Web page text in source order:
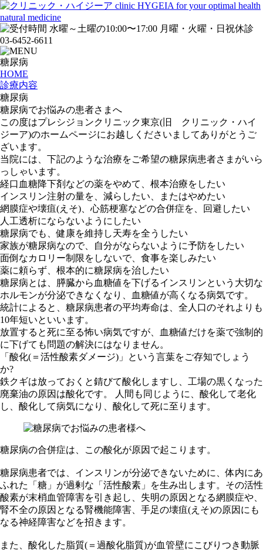
糖尿病
HOME
診療内容
糖尿病
糖尿病でお悩みの患者さまへ
この度はプレシジョンクリニック東京(旧 クリニック・ハイ
ジーア)のホームページにお越しくださいましてありがとうご
ざいます。
当院には、下記のような治療をご希望の糖尿病患者さまがいら
っしゃいます。
経口血糖降下剤などの薬をやめて、根本治療をしたい
インスリン注射の量を、減らしたい、またはやめたい
網膜症や壊疽(えそ)、心筋梗塞などの合併症を、回避したい
人工透析にならないようにしたい
糖尿病でも、健康を維持し天寿を全うしたい
家族が糖尿病なので、自分がならないように予防をしたい
面倒なカロリー制限をしないで、食事を楽しみたい
薬に頼らず、根本的に糖尿病を治したい
糖尿病とは、膵臓から血糖値を下げるインスリンという大切な
ホルモンが分泌できなくなり、血糖値が高くなる病気です。
統計によると、糖尿病患者の平均寿命は、全人口のそれよりも
10年短いといいます。
放置すると死に至る怖い病気ですが、血糖値だけを薬で強制的
に下げても問題の解決にはなりません。
「酸化(＝活性酸素ダメージ)」という言葉をご存知でしょう
か?
鉄クギは放っておくと錆びて酸化しますし、工場の黒くなった
廃棄油の原因は酸化です。 人間も同じように、酸化して老化
し、酸化して病気になり、酸化して死に至ります。
糖尿病の合併症は、この酸化が原因で起こります。
糖尿病患者では、インスリンが分泌できないために、体内にあ
ふれた「糖」が過剰な「活性酸素」を生み出します。その活性
酸素が末梢血管障害を引き起し、失明の原因となる網膜症や、
腎不全の原因となる腎機能障害、手足の壊疽(えそ)の原因にも
なる神経障害などを招きます。
また、酸化した脂質(＝過酸化脂質)が血管壁にこびりつき動脈